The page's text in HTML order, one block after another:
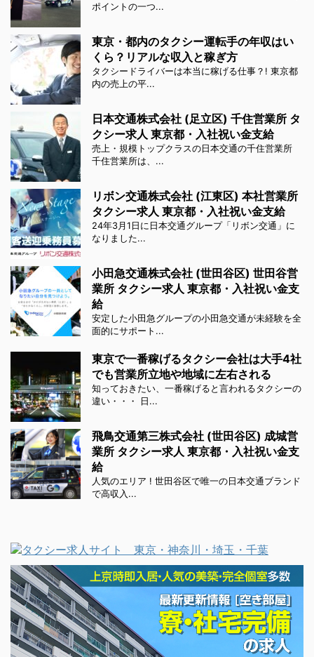
ポイントの一つ...
東京・都内のタクシー運転手の年収はい
くら？リアルな収入と稼ぎ方
タクシードライバーは本当に稼げる仕事？! 東京都
内の売上の平...
日本交通株式会社 (足立区) 千住営業所 タ
クシー求人 東京都・入社祝い金支給
売上・規模トップクラスの日本交通の千住営業所
千住営業所は、...
リボン交通株式会社 (江東区) 本社営業所
タクシー求人 東京都・入社祝い金支給
24年3月1日に日本交通グループ「リボン交通」に
なりました...
小田急交通株式会社 (世田谷区) 世田谷営
業所 タクシー求人 東京都・入社祝い金支
給
安定した小田急グループの小田急交通が未経験を全
面的にサポート...
東京で一番稼げるタクシー会社は大手4社
でも営業所立地や地域に左右される
知っておきたい、一番稼げると言われるタクシーの
違い・・・ 日...
飛鳥交通第三株式会社 (世田谷区) 成城営
業所 タクシー求人 東京都・入社祝い金支
給
人気のエリア ! 世田谷区で唯一の日本交通ブランド
で高収入...